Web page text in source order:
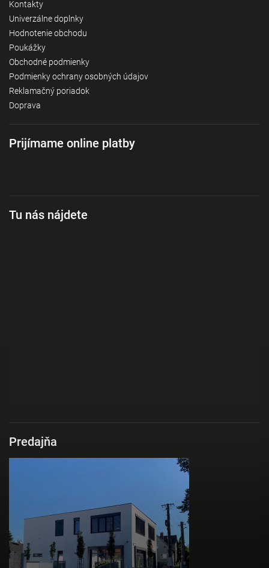
Kontakty
Univerzálne doplnky
Hodnotenie obchodu
Poukážky
Obchodné podmienky
Podmienky ochrany osobných údajov
Reklamačný poriadok
Doprava
Prijímame online platby
Tu nás nájdete
Predajňa